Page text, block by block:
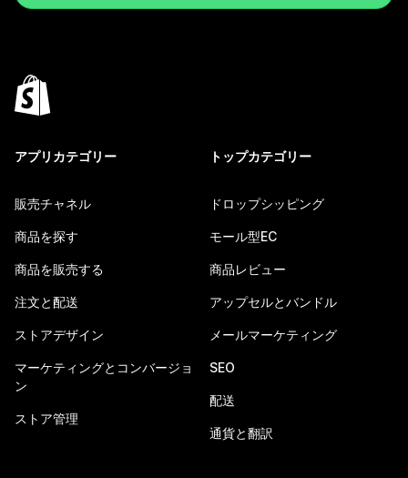
アプリカテゴリー
販売チャネル
商品を探す
商品を販売する
注文と配送
ストアデザイン
マーケティングとコンバージョ
ン
ストア管理
トップカテゴリー
ドロップシッピング
モール型EC
商品レビュー
アップセルとバンドル
メールマーケティング
SEO
配送
通貨と翻訳